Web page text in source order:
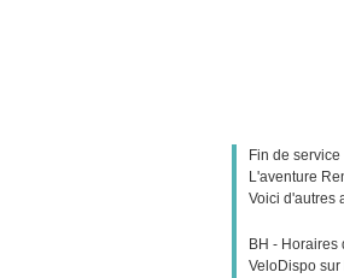
Fin de service
L'aventure
Voici d'autres
BH - Horaires
VeloDispo sur